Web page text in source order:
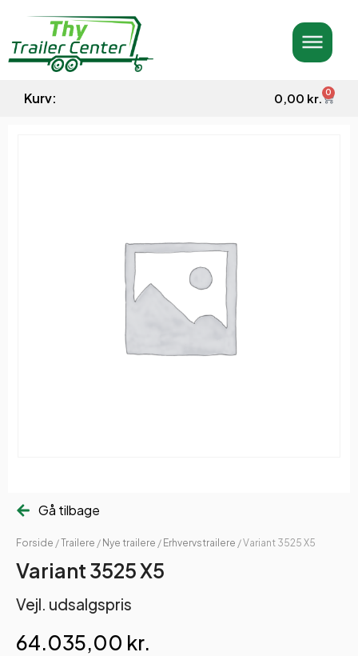
Kurv: 0,00 kr. 0
Gå tilbage
Forside /Trailere / Nye trailere / Erhvervstrailere / Variant 3525 X5
Variant 3525 X5
Vejl. udsalgspris
64.035,00 kr.